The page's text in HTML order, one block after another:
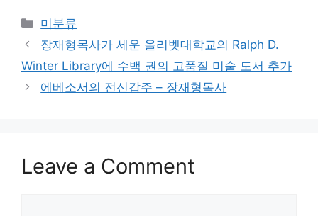
Categories
미분류
장재형목사가 세운 올리벳대학교의 Ralph D.
Winter Library에 수백 권의 고품질 미술 도서 추가
에베소서의 전신갑주 – 장재형목사
Leave a Comment